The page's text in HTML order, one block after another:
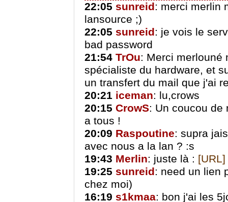
22:05 sunreid: merci merlin
lansource ;)
22:05 sunreid: je vois le
bad password
21:54 TrOu: Merci merlouné
spécialiste du hardware, et
un transfert du mail que j'ai
20:21 iceman: lu,crows
20:15 CrowS: Un coucou de
a tous !
20:09 Raspoutine: supra
avec nous a la lan ? :s
19:43 Merlin: juste là : [URL]
19:25 sunreid: need un lien
chez moi)
16:19 s1kmaa: bon j'ai les